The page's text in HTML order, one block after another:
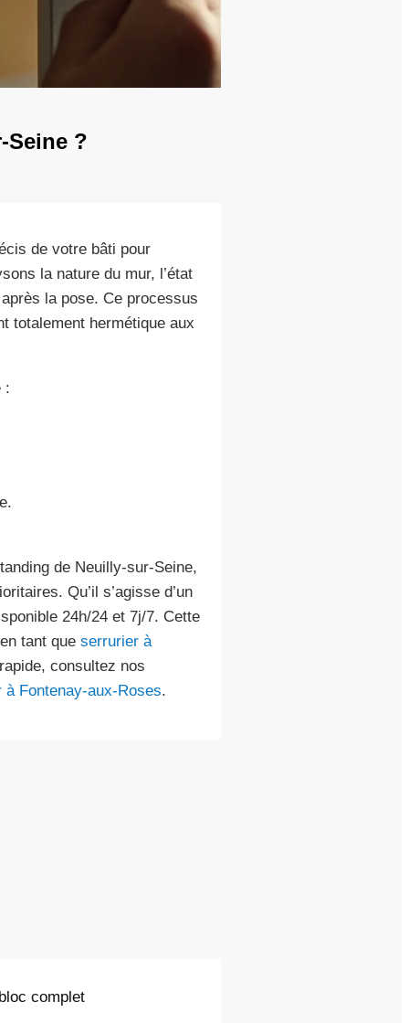
Seine ?
de votre bâti pour
la nature du mur, l’état
la pose. Ce processus
totalement hermétique aux
:
de Neuilly-sur-Seine,
Qu’il s’agisse d’un
24h/24 et 7j/7. Cette
tant que serrurier à
consultez nos
à Fontenay-aux-Roses.
complet